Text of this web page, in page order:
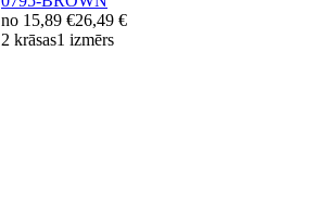
no 15,89 €26,49 €
2 krāsas1 izmērs